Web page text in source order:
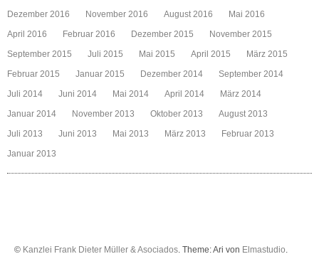
Dezember 2016
November 2016 August 2016
Mai 2016
April 2016
Februar 2016 Dezember 2015
November 2015
September 2015
Juli 2015 Mai 2015 April 2015
März 2015
Februar 2015
Januar 2015 Dezember 2014
September 2014
Juli 2014
Juni 2014 Mai 2014 April 2014
März 2014
Januar 2014
November 2013 Oktober 2013
August 2013
Juli 2013
Juni 2013 Mai 2013 März 2013
Februar 2013
Januar 2013
© Kanzlei Frank Dieter Müller & Asociados. Theme: Ari von Elmastudio.